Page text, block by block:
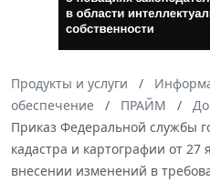
Продукты и услуги
обеспечение
ПРАЙМ
Приказ Федеральной службы
кадастра и картографии от
внесении изменений в